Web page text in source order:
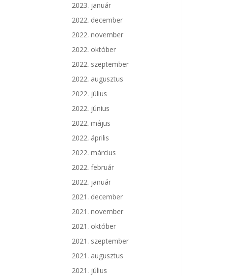
2023. január
2022. december
2022. november
2022. október
2022. szeptember
2022. augusztus
2022. július
2022. június
2022. május
2022. április
2022. március
2022. február
2022. január
2021. december
2021. november
2021. október
2021. szeptember
2021. augusztus
2021. július